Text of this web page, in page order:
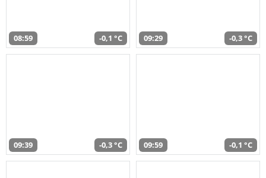
08:59 -0,1 °C 09:29 -0,3 °C
09:39 -0,3 °C 09:59 -0,1 °C